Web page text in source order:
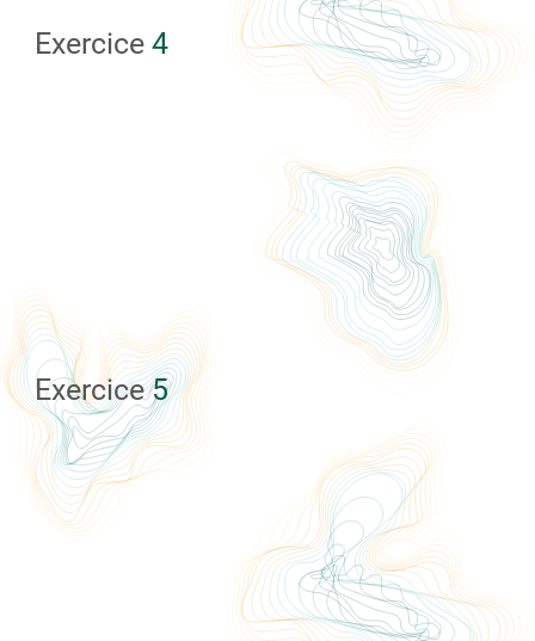
Exercice 4
Exercice 5